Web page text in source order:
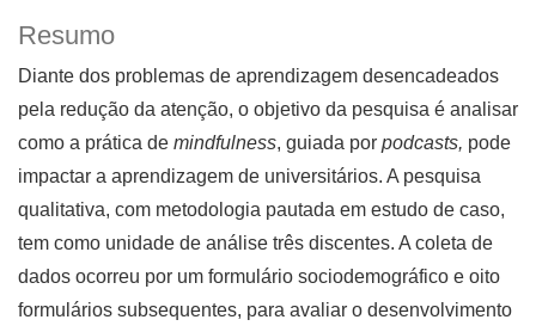
Resumo
Diante dos problemas de aprendizagem desencadeados
pela redução da atenção, o objetivo da pesquisa é analisar
como a prática de mindfulness, guiada por podcasts, pode
impactar a aprendizagem de universitários. A pesquisa
qualitativa, com metodologia pautada em estudo de caso,
tem como unidade de análise três discentes. A coleta de
dados ocorreu por um formulário sociodemográfico e oito
formulários subsequentes, para avaliar o desenvolvimento